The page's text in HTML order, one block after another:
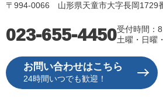
〒994-0066 山形県天童市大字長岡1729
023-655-4450受付時間：
土曜・日曜
お問い合わせはこちら
24時間いつでも歓迎！